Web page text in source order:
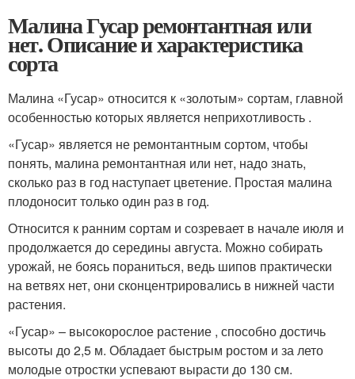
Малина Гусар ремонтантная или
нет. Описание и характеристика
сорта
Малина «Гусар» относится к «золотым» сортам, главной
особенностью которых является неприхотливость .
«Гусар» является не ремонтантным сортом, чтобы
понять, малина ремонтантная или нет, надо знать,
сколько раз в год наступает цветение. Простая малина
плодоносит только один раз в год.
Относится к ранним сортам и созревает в начале июля и
продолжается до середины августа. Можно собирать
урожай, не боясь пораниться, ведь шипов практически
на ветвях нет, они сконцентрировались в нижней части
растения.
«Гусар» – высокорослое растение , способно достичь
высоты до 2,5 м. Обладает быстрым ростом и за лето
молодые отростки успевают вырасти до 130 см.